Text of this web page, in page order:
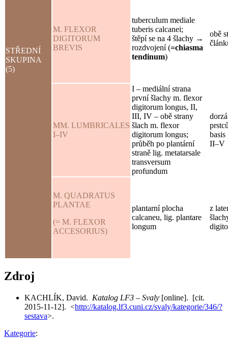
STŘEDNÍ
SKUPINA
(5)
M. FLEXOR
DIGITORUM
BREVIS
tuberculum mediale
tuberis calcanei;
štěpí se na 4 šlachy →
rozdvojení (=chiasma
tendinum)
obě
MM. LUMBRICALES
I–IV
I – mediální strana
první šlachy m. flexor
digitorum longus, II,
III, IV – obě strany
šlach m. flexor
digitorum longus;
průběh po plantární
straně lig. metatarsale
transversum
profundum
II–V
M. QUADRATUS
PLANTAE
(= M. FLEXOR
ACCESORIUS)
plantarní plocha
calcaneu, lig. plantare
longum
z
Zdroj
KACHLÍK, David. Katalog LF3 – Svaly [online]. [cit.
2015-11-12]. <http://katalog.lf3.cuni.cz/svaly/kategorie/346/?
sestava>.
Kategorie: